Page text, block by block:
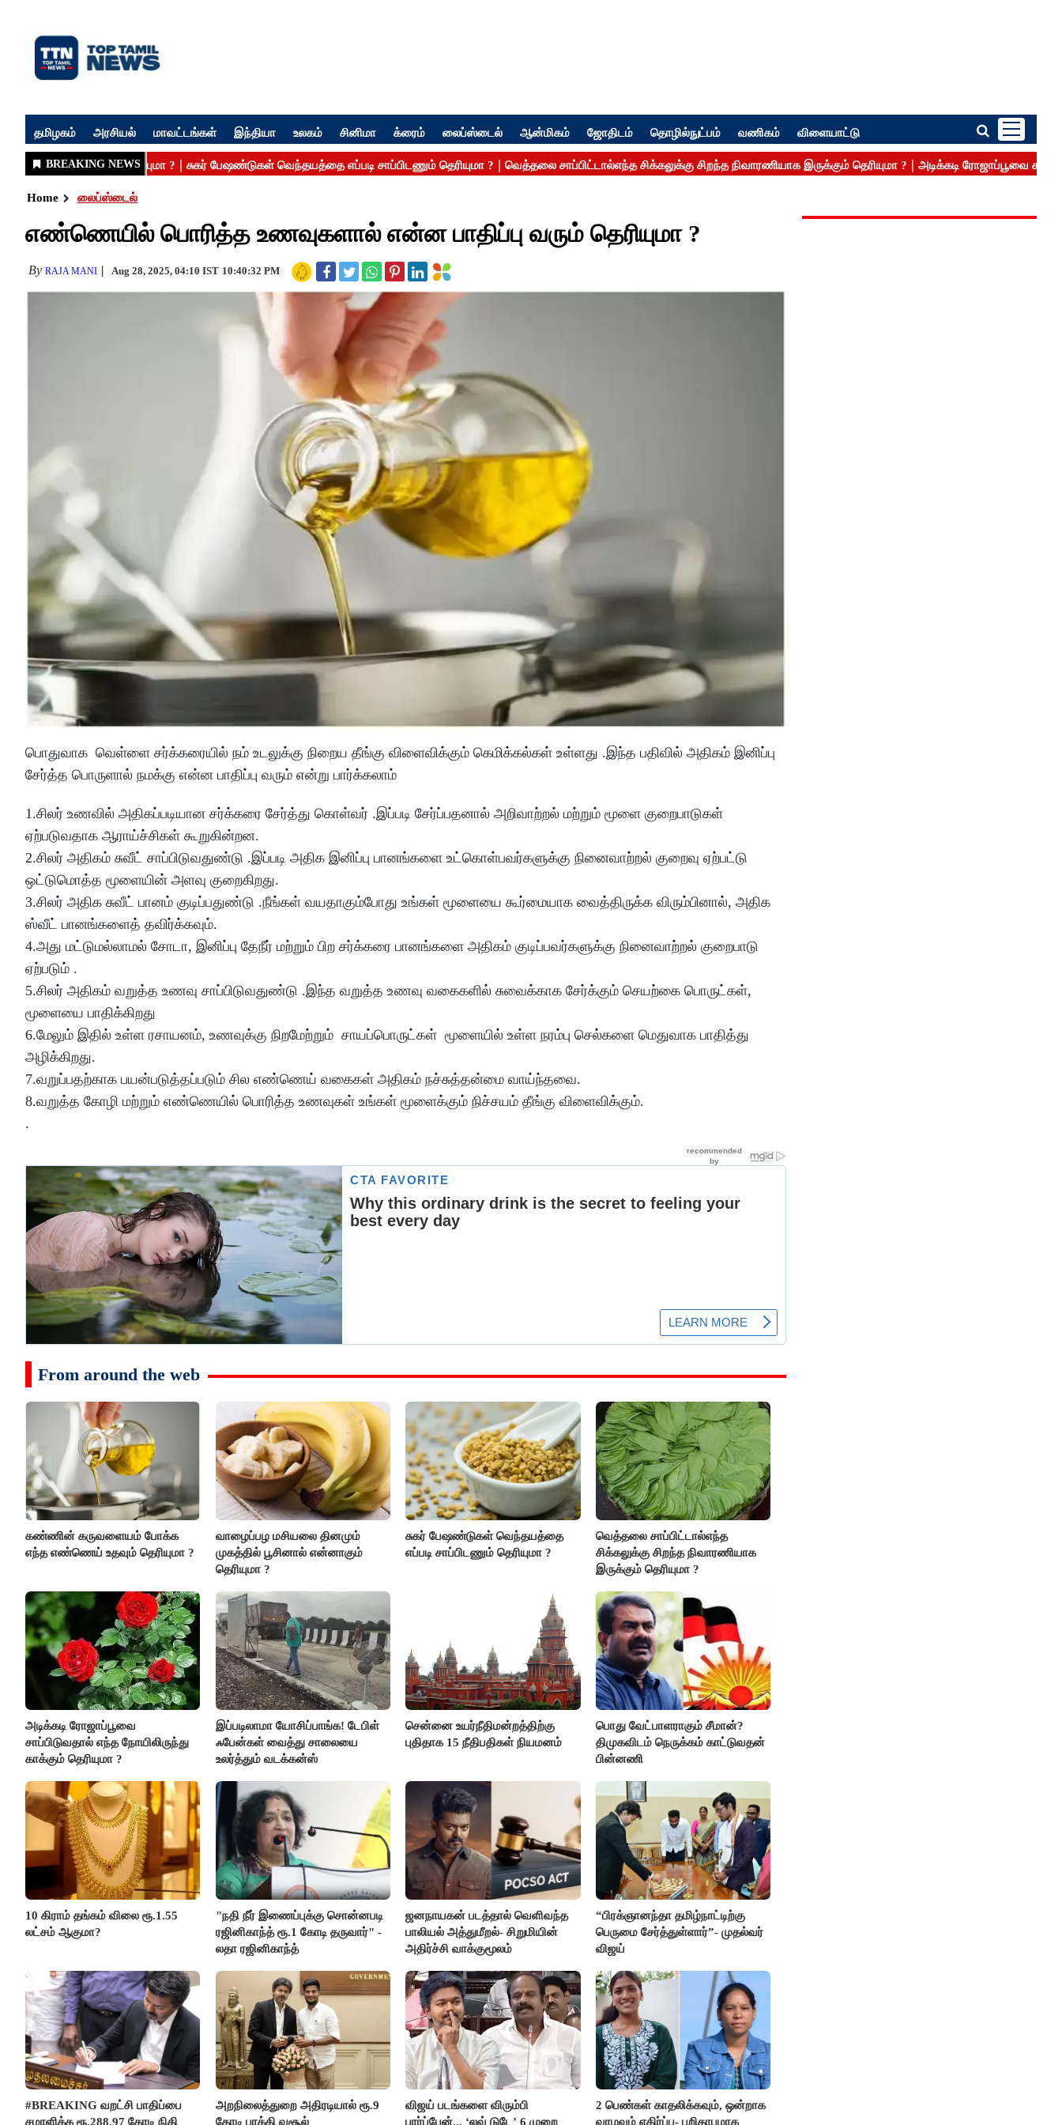
தமிழகம் அரசியல் மாவட்டங்கள் இந்தியா உலகம் சினிமா க்ரைம் லைப்ஸ்டைல் ஆன்மிகம் ஜோதிடம் தொழில்நுட்பம் வணிகம் விளையாட்டு
Home லைப்ஸ்டைல்
எண்ணெயில் பொரித்த உணவுகளால் என்ன பாதிப்பு வரும் தெரியுமா ?
By RAJA MANI Aug 28, 2025, 04:10 IST 10:40:32 PM
பொதுவாக வெள்ளை சர்க்கரையில் நம் உடலுக்கு நிறைய தீங்கு விளைவிக்கும் கெமிக்கல்கள் உள்ளது .இந்த பதிவில் அதிகம் இனிப்பு
சேர்த்த பொருளால் நமக்கு என்ன பாதிப்பு வரும் என்று பார்க்கலாம்
1.சிலர் உணவில் அதிகப்படியான சர்க்கரை சேர்த்து கொள்வர் .இப்படி சேர்ப்பதனால் அறிவாற்றல் மற்றும் மூளை குறைபாடுகள்
ஏற்படுவதாக ஆராய்ச்சிகள் கூறுகின்றன.
2.சிலர் அதிகம் சுவீட் சாப்பிடுவதுண்டு .இப்படி அதிக இனிப்பு பானங்களை உட்கொள்பவர்களுக்கு நினைவாற்றல் குறைவு ஏற்பட்டு
ஒட்டுமொத்த மூளையின் அளவு குறைகிறது.
3.சிலர் அதிக சுவீட் பானம் குடிப்பதுண்டு .நீங்கள் வயதாகும்போது உங்கள் மூளையை கூர்மையாக வைத்திருக்க விரும்பினால், அதிக
ஸ்வீட் பானங்களைத் தவிர்க்கவும்.
4.அது மட்டுமல்லாமல் சோடா, இனிப்பு தேநீர் மற்றும் பிற சர்க்கரை பானங்களை அதிகம் குடிப்பவர்களுக்கு நினைவாற்றல் குறைபாடு
ஏற்படும் .
5.சிலர் அதிகம் வறுத்த உணவு சாப்பிடுவதுண்டு .இந்த வறுத்த உணவு வகைகளில் சுவைக்காக சேர்க்கும் செயற்கை பொருட்கள்,
மூளையை பாதிக்கிறது
6.மேலும் இதில் உள்ள ரசாயனம், உணவுக்கு நிறமேற்றும் சாயப்பொருட்கள் மூளையில் உள்ள நரம்பு செல்களை மெதுவாக பாதித்து
அழிக்கிறது.
7.வறுப்பதற்காக பயன்படுத்தப்படும் சில எண்ணெய் வகைகள் அதிகம் நச்சுத்தன்மை வாய்ந்தவை.
8.வறுத்த கோழி மற்றும் எண்ணெயில் பொரித்த உணவுகள் உங்கள் மூளைக்கும் நிச்சயம் தீங்கு விளைவிக்கும்.
.
From around the web
கண்ணின் கருவளையம் போக்க
எந்த எண்ணெய் உதவும் தெரியுமா ?
வாழைப்பழ மசியலை தினமும்
முகத்தில் பூசினால் என்னாகும்
தெரியுமா ?
சுகர் பேஷண்டுகள் வெந்தயத்தை
எப்படி சாப்பிடணும் தெரியுமா ?
வெத்தலை சாப்பிட்டால்எந்த
சிக்கலுக்கு சிறந்த நிவாரணியாக
இருக்கும் தெரியுமா ?
அடிக்கடி ரோஜாப்பூவை
சாப்பிடுவதால் எந்த நோயிலிருந்து
காக்கும் தெரியுமா ?
இப்படிலாமா யோசிப்பாங்க! டேபிள்
ஃபேன்கள் வைத்து சாலையை
உலர்த்தும் வடக்கன்ஸ்
சென்னை உயர்நீதிமன்றத்திற்கு
புதிதாக 15 நீதிபதிகள் நியமனம்
பொது வேட்பாளராகும் சீமான்?
திமுகவிடம் நெருக்கம் காட்டுவதன்
பின்னணி
10 கிராம் தங்கம் விலை ரூ.1.55
லட்சம் ஆகுமா?
"நதி நீர் இணைப்புக்கு சொன்னபடி
ரஜினிகாந்த் ரூ.1 கோடி தருவார்" -
லதா ரஜினிகாந்த்
ஜனநாயகன் படத்தால் வெளிவந்த
பாலியல் அத்துமீறல்- சிறுமியின்
அதிர்ச்சி வாக்குமூலம்
“பிரக்ஞானந்தா தமிழ்நாட்டிற்கு
பெருமை சேர்த்துள்ளார்”- முதல்வர்
விஜய்
#BREAKING வறட்சி பாதிப்பை
சமாளிக்க ரூ.288.97 கோடி நிதி
அறநிலைத்துறை அதிரடியால் ரூ.9
கோடி பாக்கி வசூல்
விஜய் படங்களை விரும்பி
பார்ப்பேன்... ‘லவ் டுடே’ 6 முறை
2 பெண்கள் காதலிக்கவும், ஒன்றாக
வாழவும் எதிர்ப்பு- பறிதாபமாக